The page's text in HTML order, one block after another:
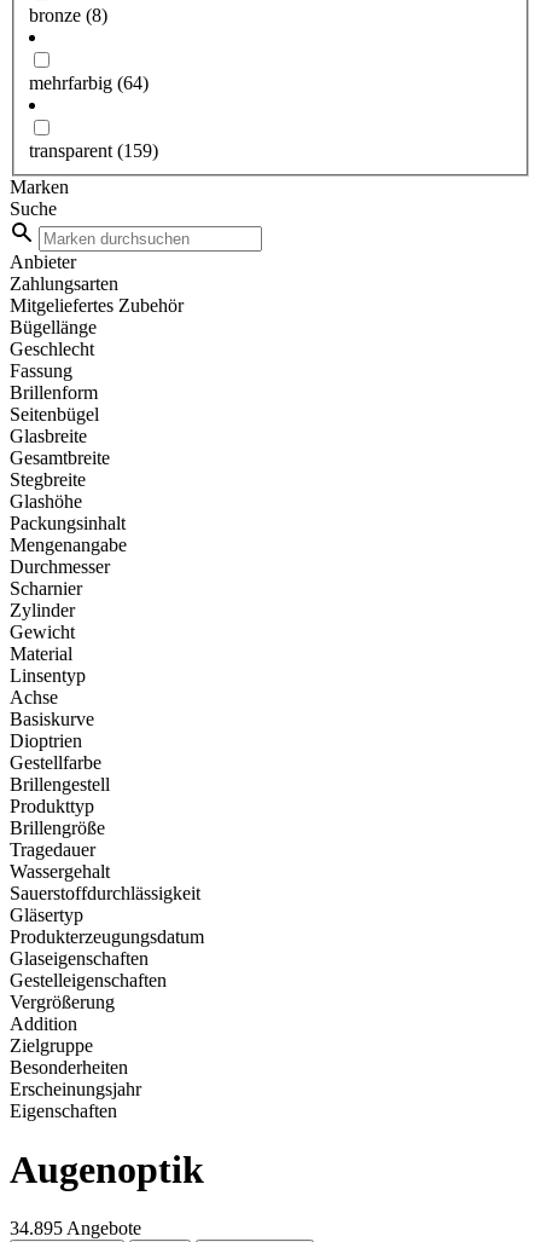
bronze (8)
mehrfarbig (64)
transparent (159)
Marken
Suche
Anbieter
Zahlungsarten
Mitgeliefertes Zubehör
Bügellänge
Geschlecht
Fassung
Brillenform
Seitenbügel
Glasbreite
Gesamtbreite
Stegbreite
Glashöhe
Packungsinhalt
Mengenangabe
Durchmesser
Scharnier
Zylinder
Gewicht
Material
Linsentyp
Achse
Basiskurve
Dioptrien
Gestellfarbe
Brillengestell
Produkttyp
Brillengröße
Tragedauer
Wassergehalt
Sauerstoffdurchlässigkeit
Gläsertyp
Produkterzeugungsdatum
Glaseigenschaften
Gestelleigenschaften
Vergrößerung
Addition
Zielgruppe
Besonderheiten
Erscheinungsjahr
Eigenschaften
Augenoptik
34.895 Angebote